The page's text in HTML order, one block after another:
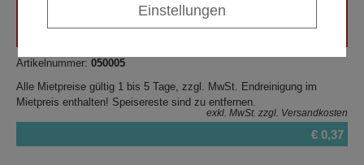
Artikelnummer: 050005
Alle Mietpreise gültig 1 bis 5 Tage, zzgl. MwSt. Endreinigung im
Mietpreis enthalten! Speisereste sind zu entfernen.
exkl. MwSt. zzgl. Versandkosten
€ 0,37
Einstellungen